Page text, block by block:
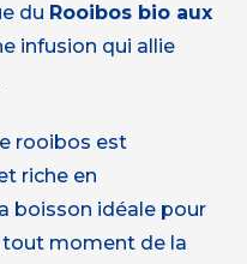
du Rooibos bio aux
infusion qui allie
rooibos est
riche en
boisson idéale pour
moment de la